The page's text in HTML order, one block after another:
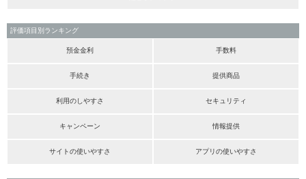
評価項目別ランキング
預金金利 手数料
手続き 提供商品
利用のしやすさ セキュリティ
キャンペーン 情報提供
サイトの使いやすさ アプリの使いやすさ